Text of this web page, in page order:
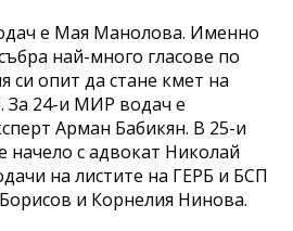
е Мая Манолова. Именно
най-много гласове по
си опит да стане кмет на
За 24-и МИР водач е
Арман Бабикян. В 25-и
начело с адвокат Николай
на листите на ГЕРБ и БСП
и Корнелия Нинова.